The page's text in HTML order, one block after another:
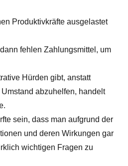
Produktivkräfte ausgelastet
fehlen Zahlungsmittel, um
Hürden gibt, anstatt
abzuhelfen, handelt
sein, dass man aufgrund der
und deren Wirkungen gar
wichtigen Fragen zu